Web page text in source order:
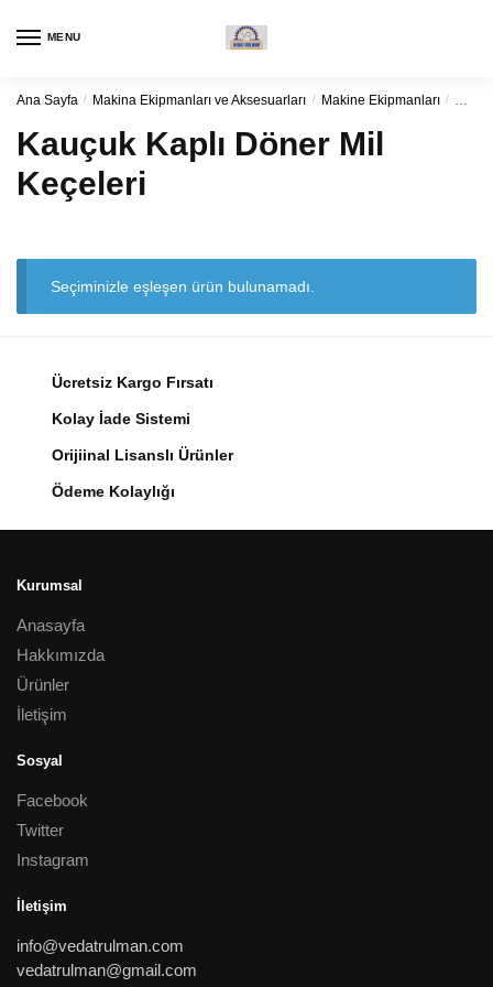
için
içeriği MENU
Ana Sayfa / Makina Ekipmanları ve Aksesuarları / Makine Ekipmanları /
Kauçuk Kaplı Döner Mil
Keçeleri
Seçiminizle eşleşen ürün bulunamadı.
Ücretsiz Kargo Fırsatı
Kolay İade Sistemi
Orijiinal Lisanslı Ürünler
Ödeme Kolaylığı
Kurumsal
Anasayfa
Hakkımızda
Ürünler
İletişim
Sosyal
Facebook
Twitter
Instagram
İletişim
info@vedatrulman.com
vedatrulman@gmail.com